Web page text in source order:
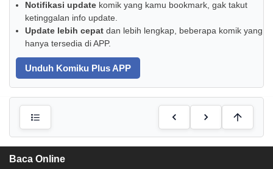
Notifikasi update komik yang kamu bookmark, gak takut
ketinggalan info update.
Update lebih cepat dan lebih lengkap, beberapa komik yang
hanya tersedia di APP.
Unduh Komiku Plus APP
Baca Online